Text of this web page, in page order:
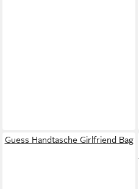
Guess Handtasche Girlfriend Bag